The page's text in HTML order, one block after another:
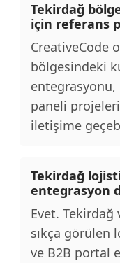
Tekirdağ
için referans
CreativeCode
bölgesindeki
entegrasyonu,
paneli
iletişime
Tekirdağ
entegrasyon
Evet.
sıkça görülen
ve B2B portal